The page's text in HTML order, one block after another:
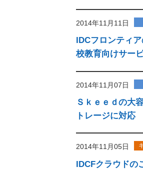
2014年11月11日
IDCフロンティ
校教育向けサー
2014年11月07日
Ｓｋｅｅｄの大
トレージに対応
2014年11月05日
IDCFクラウドの